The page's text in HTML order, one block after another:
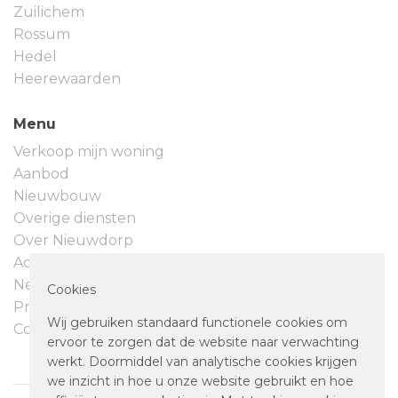
Huurperiode: in overleg, maar minimaal 1 jaar en
maximaal 2 jaar
Aanvaarding: per 1 januari 2021
Zuilichem
Rossum
Hedel
Heerewaarden
Menu
Verkoop mijn woning
Aanbod
Nieuwbouw
Overige diensten
Over Nieuwdorp
Actueel
Neem contact op
Privacyverklaring
Cookievoorkeuren
Cookies
Wij gebruiken standaard functionele cookies om
ervoor te zorgen dat de website naar verwachting
werkt. Doormiddel van analytische cookies krijgen
we inzicht in hoe u onze website gebruikt en hoe